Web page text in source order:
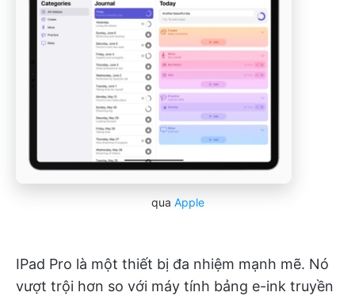
qua Apple
IPad Pro là một thiết bị đa nhiệm mạnh mẽ. Nó
vượt trội hơn so với máy tính bảng e-ink truyền